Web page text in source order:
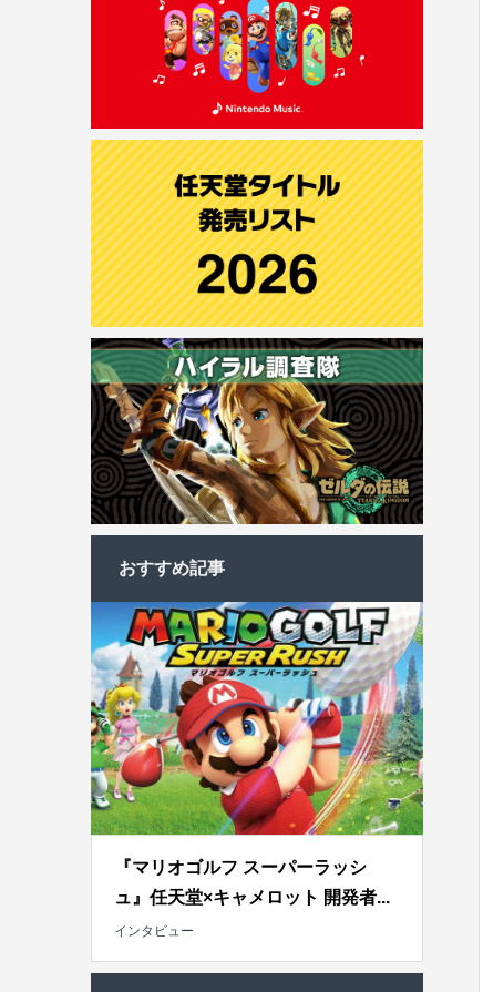
おすすめ記事
『マリオゴルフ スーパーラッシ
ュ』任天堂×キャメロット 開発者...
インタビュー